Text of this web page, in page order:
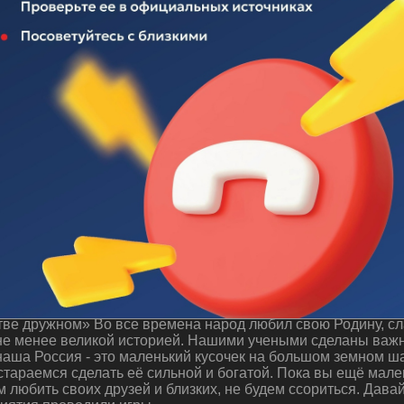
жить в единстве дружном"
дружном» Во все времена народ любил свою Родину,
менее великой историей. Нашими учеными сделаны
Россия - это маленький кусочек на большом земном
сделать её сильной и богатой. Пока вы ещё
своих друзей и близких, не будем ссориться.